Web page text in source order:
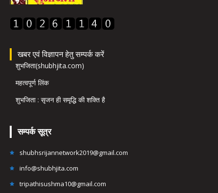
खबर एवं विज्ञापन हेतु सम्पर्क करें
शुभजिता(shubhjita.com)
महत्वपूर्ण लिंक
शुभजिता : सृजन ही समृद्धि की शक्ति है
सम्पर्क सूत्र
shubhsrijannetwork2019@gmail.com
info@shubhjita.com
tripathisushma10@gmail.com